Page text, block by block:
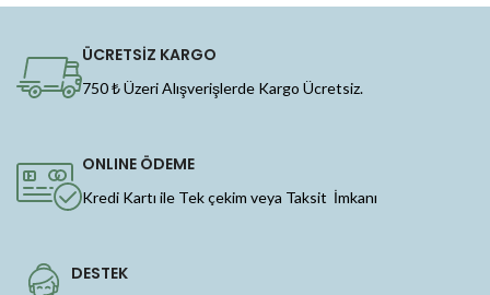
ÜCRETSİZ KARGO
750 ₺ Üzeri Alışverişlerde Kargo Ücretsiz.
ONLINE ÖDEME
Kredi Kartı ile Tek çekim veya Taksit İmkanı
DESTEK